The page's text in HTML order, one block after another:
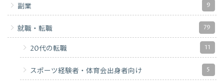
副業 9
就職・転職 79
20代の転職 11
スポーツ経験者・体育会出身者向け 5